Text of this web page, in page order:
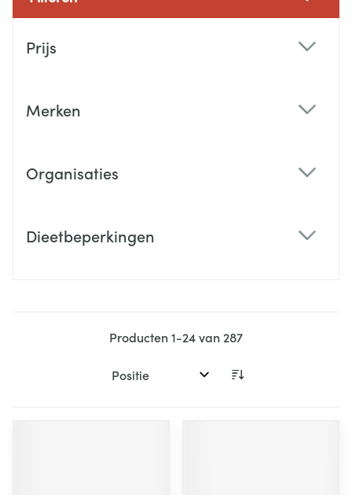
Prijs
Merken
Organisaties
Dieetbeperkingen
Producten1-24van 287
Sorteer op: